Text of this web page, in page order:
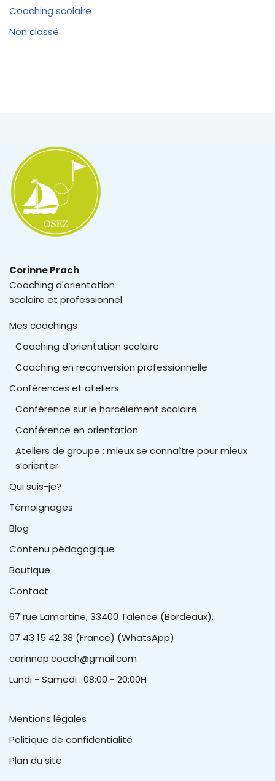
Coaching scolaire
Non classé
Corinne Prach
Coaching d'orientation
scolaire et professionnel
Mes coachings
Coaching d’orientation scolaire
Coaching en reconversion professionnelle
Conférences et ateliers
Conférence sur le harcèlement scolaire
Conférence en orientation
Ateliers de groupe : mieux se connaître pour mieux
s’orienter
Qui suis-je?
Témoignages
Blog
Contenu pédagogique
Boutique
Contact
67 rue Lamartine, 33400 Talence (Bordeaux).
07 43 15 42 38 (France) (WhatsApp)
corinnep.coach@gmail.com
Lundi - Samedi : 08:00 - 20:00H
Mentions légales
Politique de confidentialité
Plan du site